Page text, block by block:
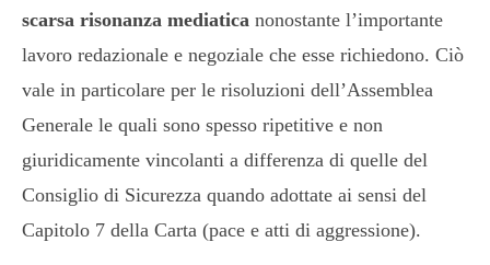
scarsa risonanza mediatica nonostante l’importante
lavoro redazionale e negoziale che esse richiedono. Ciò
vale in particolare per le risoluzioni dell’Assemblea
Generale le quali sono spesso ripetitive e non
giuridicamente vincolanti a differenza di quelle del
Consiglio di Sicurezza quando adottate ai sensi del
Capitolo 7 della Carta (pace e atti di aggressione).